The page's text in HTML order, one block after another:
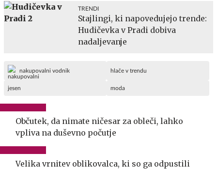
TRENDI
Stajlingi, ki napovedujejo trende:
Hudičevka v Pradi dobiva
nadaljevanje
nakupovalni vodnik hlače v trendu
jesen moda
Občutek, da nimate ničesar za obleči, lahko
vpliva na duševno počutje
Velika vrnitev oblikovalca, ki so ga odpustili